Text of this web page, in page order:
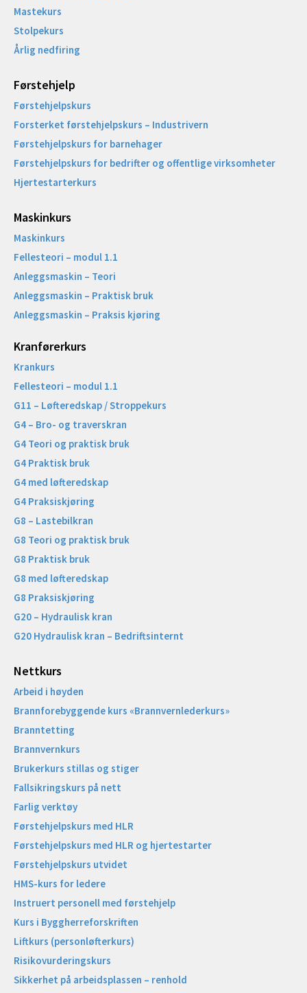
Mastekurs
Stolpekurs
Årlig nedfiring
Førstehjelp
Førstehjelpskurs
Forsterket førstehjelpskurs – Industrivern
Førstehjelpskurs for barnehager
Førstehjelpskurs for bedrifter og offentlige virksomheter
Hjertestarterkurs
Maskinkurs
Maskinkurs
Fellesteori – modul 1.1
Anleggsmaskin – Teori
Anleggsmaskin – Praktisk bruk
Anleggsmaskin – Praksis kjøring
Kranførerkurs
Krankurs
Fellesteori – modul 1.1
G11 – Løfteredskap / Stroppekurs
G4 – Bro- og traverskran
G4 Teori og praktisk bruk
G4 Praktisk bruk
G4 med løfteredskap
G4 Praksiskjøring
G8 – Lastebilkran
G8 Teori og praktisk bruk
G8 Praktisk bruk
G8 med løfteredskap
G8 Praksiskjøring
G20 – Hydraulisk kran
G20 Hydraulisk kran – Bedriftsinternt
Nettkurs
Arbeid i høyden
Brannforebyggende kurs «Brannvernlederkurs»
Branntetting
Brannvernkurs
Brukerkurs stillas og stiger
Fallsikringskurs på nett
Farlig verktøy
Førstehjelpskurs med HLR
Førstehjelpskurs med HLR og hjertestarter
Førstehjelpskurs utvidet
HMS-kurs for ledere
Instruert personell med førstehjelp
Kurs i Byggherreforskriften
Liftkurs (personløfterkurs)
Risikovurderingskurs
Sikkerhet på arbeidsplassen – renhold